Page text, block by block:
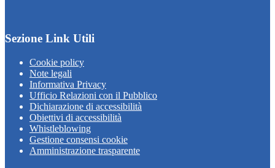
Sezione Link Utili
Cookie policy
Note legali
Informativa Privacy
Ufficio Relazioni con il Pubblico
Dichiarazione di accessibilità
Obiettivi di accessibilità
Whistleblowing
Gestione consensi cookie
Amministrazione trasparente